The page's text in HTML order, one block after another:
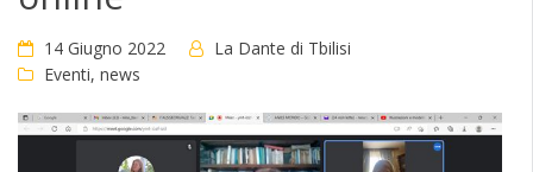
14 Giugno 2022
La Dante di Tbilisi
Eventi, news